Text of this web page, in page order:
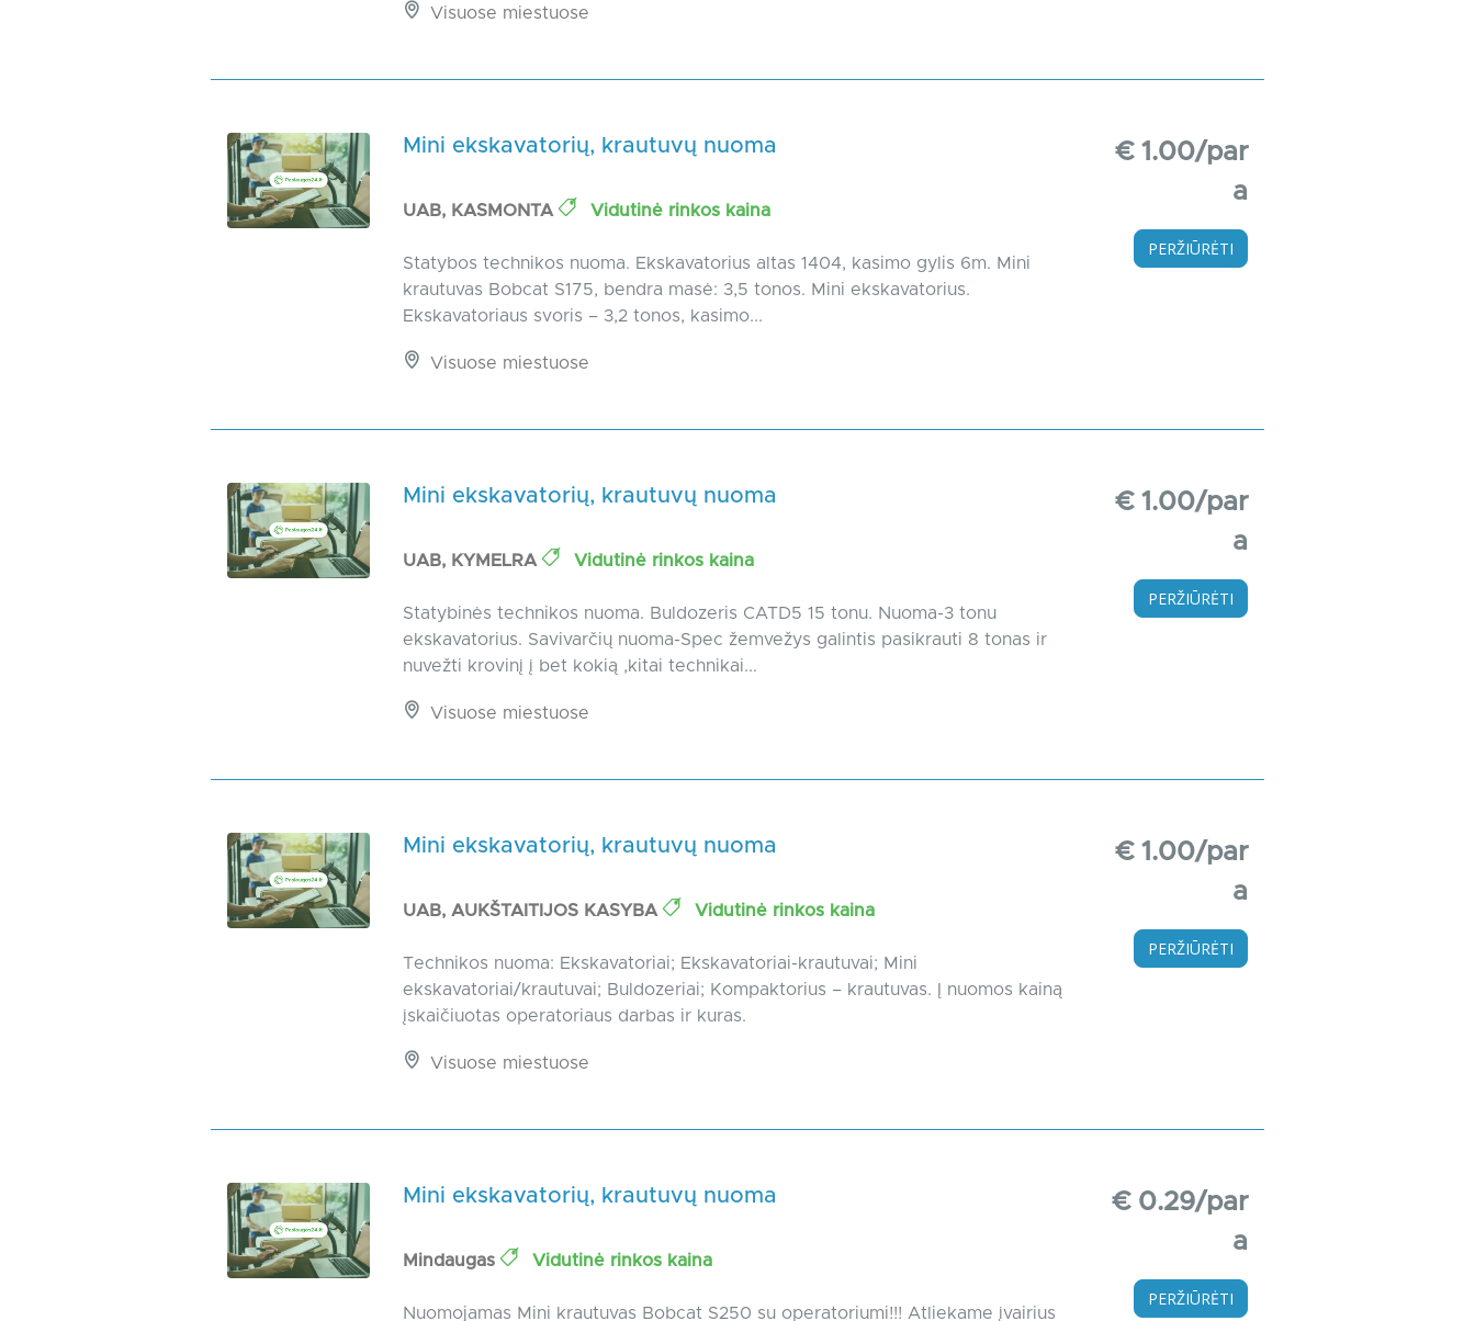
Visuose miestuose
Mini ekskavatorių, krautuvų nuoma
UAB, KASMONTA Vidutinė rinkos kaina
Statybos technikos nuoma. Ekskavatorius altas 1404, kasimo gylis 6m. Mini
krautuvas Bobcat S175, bendra masė: 3,5 tonos. Mini ekskavatorius.
Ekskavatoriaus svoris – 3,2 tonos, kasimo...
Visuose miestuose
€ 1.00/par
a
PERŽIŪRĖTI
Mini ekskavatorių, krautuvų nuoma
UAB, KYMELRA Vidutinė rinkos kaina
Statybinės technikos nuoma. Buldozeris CATD5 15 tonu. Nuoma-3 tonu
ekskavatorius. Savivarčių nuoma-Spec žemvežys galintis pasikrauti 8 tonas ir
nuvežti krovinį į bet kokią ,kitai technikai...
Visuose miestuose
€ 1.00/par
a
PERŽIŪRĖTI
Mini ekskavatorių, krautuvų nuoma
UAB, AUKŠTAITIJOS KASYBA Vidutinė rinkos kaina
Technikos nuoma: Ekskavatoriai; Ekskavatoriai-krautuvai; Mini
ekskavatoriai/krautuvai; Buldozeriai; Kompaktorius – krautuvas. Į nuomos kainą
įskaičiuotas operatoriaus darbas ir kuras.
Visuose miestuose
€ 1.00/par
a
PERŽIŪRĖTI
Mini ekskavatorių, krautuvų nuoma
Mindaugas Vidutinė rinkos kaina
Nuomojamas Mini krautuvas Bobcat S250 su operatoriumi!!! Atliekame įvairius
€ 0.29/par
a
PERŽIŪRĖTI